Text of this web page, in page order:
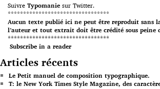
Suivre Typomanie sur Twitter.
*********************************
Aucun texte publié ici ne peut être reproduit sans
l’auteur et tout extrait doit être crédité sous peine
*********************************
Subscribe in a reader
Articles récents
Le Petit manuel de composition typographique.
T: le New York Times Style Magazine, des